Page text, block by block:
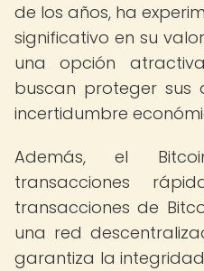
de los años, ha
significativo en su
una opción
buscan proteger sus
incertidumbre
Además, el
transacciones
transacciones de
una red
garantiza la